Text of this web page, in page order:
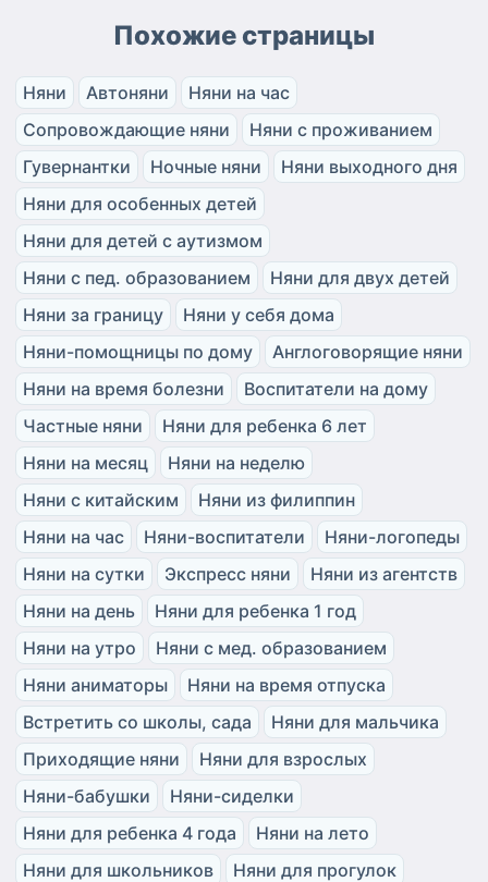
Похожие страницы
Няни Автоняни
Няни на час
Сопровождающие няни
Няни с проживанием
Гувернантки
Ночные няни
Няни выходного дня
Няни для особенных детей
Няни для детей с аутизмом
Няни с пед. образованием
Няни для двух детей
Няни за границу
Няни у себя дома
Няни-помощницы по дому
Англоговорящие няни
Няни на время болезни
Воспитатели на дому
Частные няни
Няни для ребенка 6 лет
Няни на месяц
Няни на неделю
Няни с китайским
Няни из филиппин
Няни на час
Няни-воспитатели
Няни-логопеды
Няни на сутки
Экспресс няни
Няни из агентств
Няни на день
Няни для ребенка 1 год
Няни на утро
Няни с мед. образованием
Няни аниматоры
Няни на время отпуска
Встретить со школы, сада
Няни для мальчика
Приходящие няни
Няни для взрослых
Няни-бабушки
Няни-сиделки
Няни для ребенка 4 года
Няни на лето
Няни для школьников
Няни для прогулок